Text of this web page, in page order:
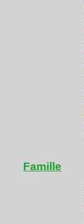
Famille